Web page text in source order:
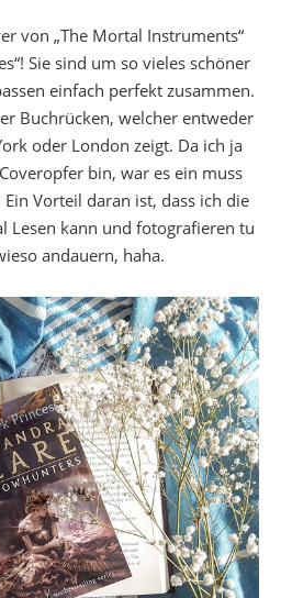
von „The Mortal Instruments“
Sie sind um so vieles schöner
einfach perfekt zusammen.
Buchrücken, welcher entweder
oder London zeigt. Da ich ja
bin, war es ein muss
Vorteil daran ist, dass ich die
Lesen kann und fotografieren tu
andauern, haha.